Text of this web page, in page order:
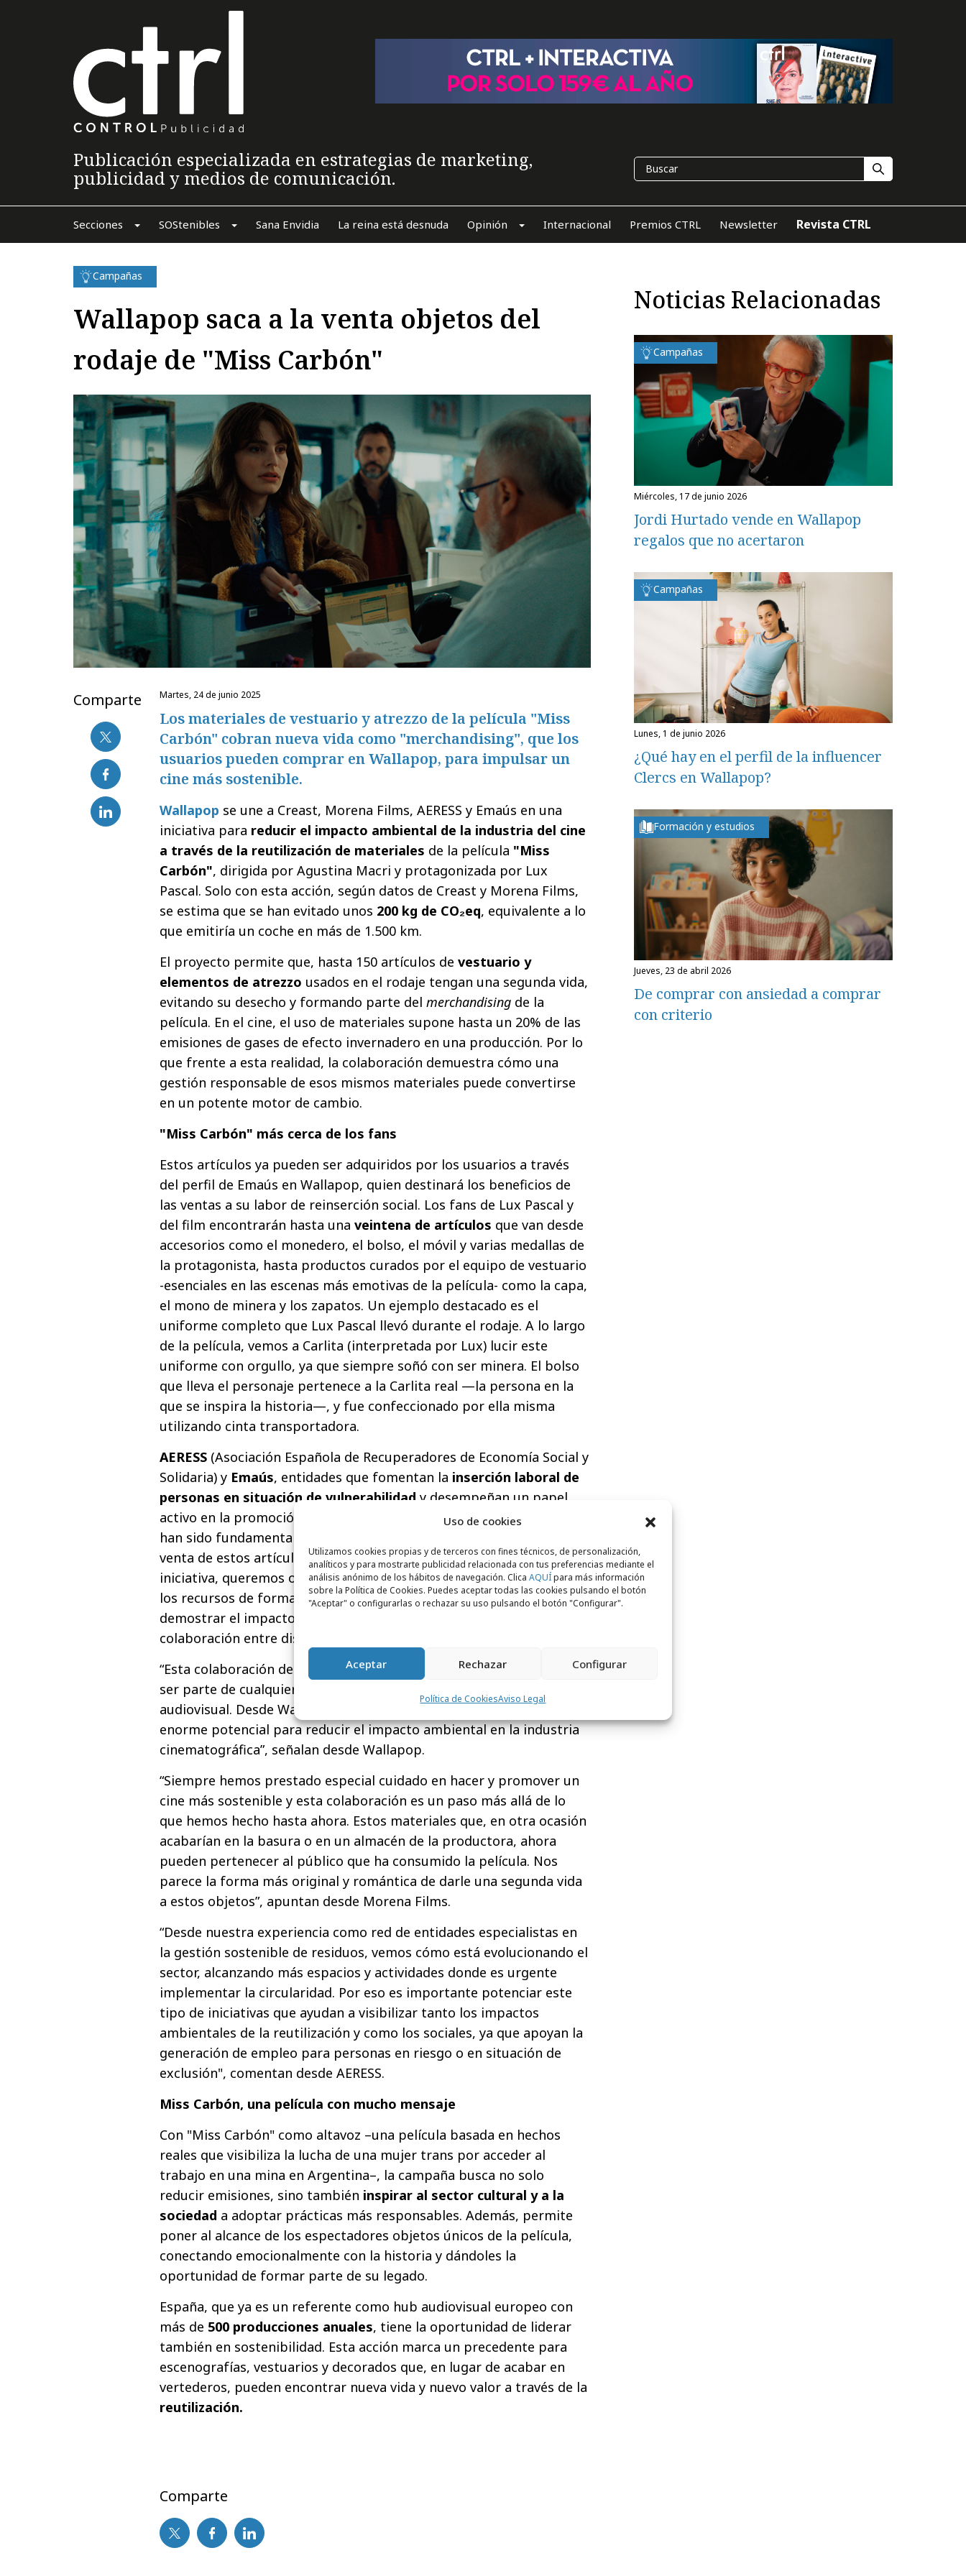
Uso de cookies
Utilizamos cookies propias y de terceros con fines técnicos, de personalización,
analíticos y para mostrarte publicidad relacionada con tus preferencias mediante el
análisis anónimo de los hábitos de navegación. Clica AQUÍpara más información
sobre la Política de Cookies. Puedes aceptar todas las cookies pulsando el botón
"Aceptar" o configurarlas o rechazar su uso pulsando el botón "Configurar".
Aceptar Rechazar Configurar
Política de CookiesAviso Legal
Publicación especializada en estrategias de marketing,
publicidad y medios de comunicación.
Secciones SOStenibles Sana Envidia La reina está desnuda Opinión Internacional Premios CTRL Newsletter Revista CTRL
Campañas
Wallapop saca a la venta objetos del
rodaje de "Miss Carbón"
Comparte martes, 24 de junio 2025
Los materiales de vestuario y atrezzo de la película "Miss
Carbón" cobran nueva vida como "merchandising", que los
usuarios pueden comprar en Wallapop, para impulsar un
cine más sostenible.
Wallapop se une a Creast, Morena Films, AERESS y Emaús en una
iniciativa para reducir el impacto ambiental de la industria del cine
a través de la reutilización de materiales de la película "Miss
Carbón", dirigida por Agustina Macri y protagonizada por Lux
Pascal. Solo con esta acción, según datos de Creast y Morena Films,
se estima que se han evitado unos 200 kg de CO₂eq, equivalente a lo
que emitiría un coche en más de 1.500 km.
El proyecto permite que, hasta 150 artículos de vestuario y
elementos de atrezzo usados en el rodaje tengan una segunda vida,
evitando su desecho y formando parte del merchandising de la
película. En el cine, el uso de materiales supone hasta un 20% de las
emisiones de gases de efecto invernadero en una producción. Por lo
que frente a esta realidad, la colaboración demuestra cómo una
gestión responsable de esos mismos materiales puede convertirse
en un potente motor de cambio.
"Miss Carbón" más cerca de los fans
Estos artículos ya pueden ser adquiridos por los usuarios a través
del perfil de Emaús en Wallapop, quien destinará los beneficios de
las ventas a su labor de reinserción social. Los fans de Lux Pascal y
del film encontrarán hasta una veintena de artículos que van desde
accesorios como el monedero, el bolso, el móvil y varias medallas de
la protagonista, hasta productos curados por el equipo de vestuario
-esenciales en las escenas más emotivas de la película- como la capa,
el mono de minera y los zapatos. Un ejemplo destacado es el
uniforme completo que Lux Pascal llevó durante el rodaje. A lo largo
de la película, vemos a Carlita (interpretada por Lux) lucir este
uniforme con orgullo, ya que siempre soñó con ser minera. El bolso
que lleva el personaje pertenece a la Carlita real —la persona en la
que se inspira la historia—, y fue confeccionado por ella misma
utilizando cinta transportadora.
AERESS (Asociación Española de Recuperadores de Economía Social y
Solidaria) y Emaús, entidades que fomentan la inserción laboral de
personas en situación de vulnerabilidad y desempeñan un papel
activo en la promoción de la reutilización y la reducción de residuos,
han sido fundamentales para garantizar la recogida y puesta a la
venta de estos artículos, dándoles así una segunda vida. Con esta
iniciativa, queremos ofrecer un ejemplo concreto de cómo gestionar
los recursos de forma más sostenible en el sector audiovisual y
demostrar el impacto transformador que puede tener la
colaboración entre distintos actores.
“Esta colaboración demuestra cómo el consumo responsable puede
ser parte de cualquier industria, incluso una tan compleja como la
audiovisual. Desde Wallapop, creemos que la reutilización tiene un
enorme potencial para reducir el impacto ambiental en la industria
cinematográfica”, señalan desde Wallapop.
“Siempre hemos prestado especial cuidado en hacer y promover un
cine más sostenible y esta colaboración es un paso más allá de lo
que hemos hecho hasta ahora. Estos materiales que, en otra ocasión
acabarían en la basura o en un almacén de la productora, ahora
pueden pertenecer al público que ha consumido la película. Nos
parece la forma más original y romántica de darle una segunda vida
a estos objetos”, apuntan desde Morena Films.
“Desde nuestra experiencia como red de entidades especialistas en
la gestión sostenible de residuos, vemos cómo está evolucionando el
sector, alcanzando más espacios y actividades donde es urgente
implementar la circularidad. Por eso es importante potenciar este
tipo de iniciativas que ayudan a visibilizar tanto los impactos
ambientales de la reutilización y como los sociales, ya que apoyan la
generación de empleo para personas en riesgo o en situación de
exclusión", comentan desde AERESS.
Miss Carbón, una película con mucho mensaje
Con "Miss Carbón" como altavoz –una película basada en hechos
reales que visibiliza la lucha de una mujer trans por acceder al
trabajo en una mina en Argentina–, la campaña busca no solo
reducir emisiones, sino también inspirar al sector cultural y a la
sociedad a adoptar prácticas más responsables. Además, permite
poner al alcance de los espectadores objetos únicos de la película,
conectando emocionalmente con la historia y dándoles la
oportunidad de formar parte de su legado.
España, que ya es un referente como hub audiovisual europeo con
más de 500 producciones anuales, tiene la oportunidad de liderar
también en sostenibilidad. Esta acción marca un precedente para
escenografías, vestuarios y decorados que, en lugar de acabar en
vertederos, pueden encontrar nueva vida y nuevo valor a través de la
reutilización.
Comparte
Noticias Relacionadas
Campañas
miércoles, 17 de junio 2026
Jordi Hurtado vende en Wallapop
regalos que no acertaron
Campañas
lunes, 1 de junio 2026
¿Qué hay en el perfil de la influencer
Clercs en Wallapop?
Formación y estudios
jueves, 23 de abril 2026
De comprar con ansiedad a comprar
con criterio